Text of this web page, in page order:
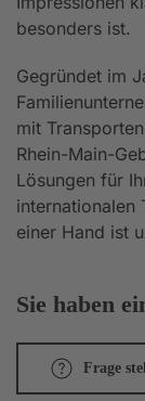
besonders ist.
Gegründet im
mit
Rhein-Main-
Lösungen für
internationalen
einer Hand ist
Sie haben
Frage